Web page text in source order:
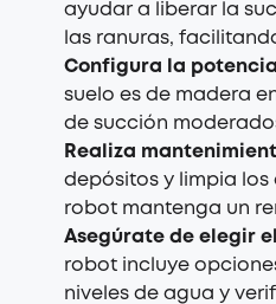
ayudar a liberar la
las ranuras,
Configura la
suelo es de madera
de succión
Realiza
depósitos y limpia los
robot mantenga un
Asegúrate de elegir
robot incluye
niveles de agua y